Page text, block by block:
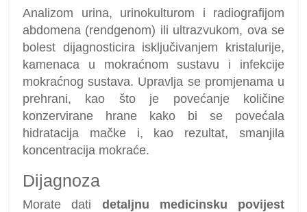
Analizom urina, urinokulturom i radiografijom
abdomena (rendgenom) ili ultrazvukom, ova se
bolest dijagnosticira isključivanjem kristalurije,
kamenaca u mokraćnom sustavu i infekcije
mokraćnog sustava. Upravlja se promjenama u
prehrani, kao što je povećanje količine
konzervirane hrane kako bi se povećala
hidratacija mačke i, kao rezultat, smanjila
koncentracija mokraće.
Dijagnoza
Morate dati detaljnu medicinsku povijest